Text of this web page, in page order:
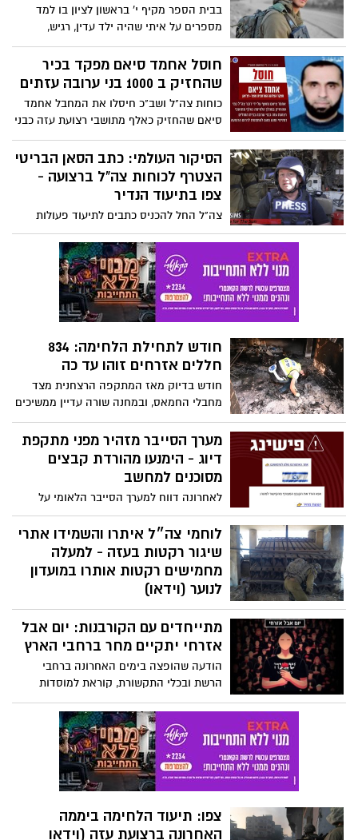
בבית הספר מקיף י' בראשון לציון בו למד
מספרים על איתי שהיה ילד עדין, רגיש,
אינטליגנט וכשרוני מאוד. איתי היה בוגר מגמת
אמנות ובין הנושאים שהוא הרבה לעסוק בהם
היו "חולשה מול חוזק" ו"חשיבות היופי
בעולמינו". הכלי המרכזי בו השתמש היה
עיפרון. חלומו היה להיות מקעקע לאחר
השירות הצבאי ולכן הוא השקיע שעות רבות
בציוריו. וכאן תוכלו לראות שתיים מהיצירות
המרשימות שלו. יהי זכרו ברוך
חוסל אחמד סיאם מפקד בכיר
שהחזיק ב 1000 בני ערובה עזתים
כוחות צה"ל ושב"כ חיסלו את המחבל אחמד
סיאם שהחזיק כאלף מתושבי רצועת עזה כבני
ערובה בבית החולים רנתיסי בעזה במהלך
הלחימה.
הסיקור העולמי: כתב הסאן הבריטי
הצטרף לכוחות צה"ל ברצועה -
צפו בתיעוד הנדיר
צה"ל החל להכניס כתבים לתיעוד פעולות
צה"ל באזורים ברצועת עזה שכבר נוקו
ממחבלים. כתב הסאן הבריטי הצטרף לכוח
צה"ל, שחשף משגר רקטות בחוף הים של עזה
ואמצעי לחימה ומעבדה להכנת מטענים
בדירה בבניין מגורים. צפו בתיעוד שמופץ כבר
חודש לתחילת הלחימה: 834
חללים אזרחים זוהו עד כה
חודש בדיוק מאז המתקפה הרצחנית מצד
מחבלי החמאס, ובמחנה שורה עדיין ממשיכים
לזהות מספר רב של גופות. וגם - כמה כתבי
אישום הוגשו עד כה בשל הסתה?
מערך הסייבר מזהיר מפני מתקפת
דיוג - הימנעו מהורדת קבצים
מסוכנים למחשב
לאחרונה דווח למערך הסייבר הלאומי על
קמפיין דיוג (Phishing) נרחב הפעיל בישראל
באמצעות הודעות לדואר האלקטרוני, עם
קישור להורדת קבצים זדוניים
לוחמי צה״ל איתרו והשמידו אתרי
שיגור רקטות בעזה - למעלה
מחמישים רקטות אותרו במועדון
לנוער (וידאו)
לוחמי צה"ל איתרו והשמידו מתחמים ששימשו
לשיגור רקטות, ביניהם מתחם שמוקם בתוך
מסגד ; למעלה מ-50 רקטות נמצאו במתחם
המשמש לפעילות נוער, מוכנות לשיגור אל עבר
מתייחדים עם הקורבנות: יום אבל
אזרחי יתקיים מחר ברחבי הארץ
הודעה שהופצה בימים האחרונה ברחבי
הרשת ובכלי התקשורת, קוראת למוסדות
חינוך, מוסדות ציבור וגופים אחרים לקיים מחר
(שלישי) יום אבל אזרחי לצד טקס זיכרון לזכר
הנרצחים והנופלים ודקה דומייה בשעה 11:00
צפו: תיעוד הלחימה ביממה
האחרונה ברצועת עזה (וידאו